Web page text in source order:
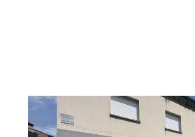
CLAYE SOUILLY 77
70,14 m , 3 pièces